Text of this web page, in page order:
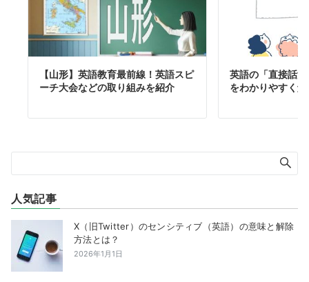
【山形】英語教育最前線！英語スピ
ーチ大会などの取り組みを紹介
英語の「直接話
をわかりやすく
人気記事
X（旧Twitter）のセンシティブ（英語）の意味と解除
方法とは？
2026年1月1日